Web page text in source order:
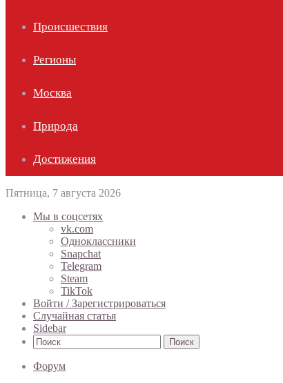
Происшествия
Регионы
Москва
Природа
Достижения
Пятница, 7 августа 2026
Мы в соцсетях
vk.com
Одноклассники
Snapchat
Telegram
Steam
TikTok
Войти / Зарегистрироваться
Случайная статья
Sidebar
Поиск
Форум